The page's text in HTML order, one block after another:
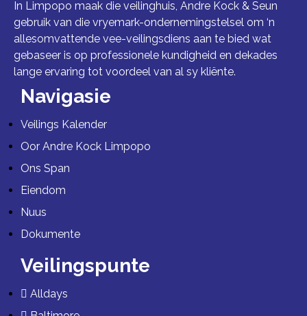
In Limpopo maak die veilinghuis, Andre Kock & Seun
gebruik van die vryemark-ondernemingstelsel om ‘n
allesomvattende vee-veilingsdiens aan te bied wat
gebaseer is op professionele kundigheid en dekades
lange ervaring tot voordeel van al sy kliënte.
Navigasie
Veilings Kalender
Oor Andre Kock Limpopo
Ons Span
Eiendom
Nuus
Dokumente
Veilingspunte
Alldays